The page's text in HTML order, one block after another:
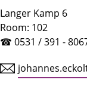
Langer Kamp 6
Room: 102
☎ 0531 / 391 -